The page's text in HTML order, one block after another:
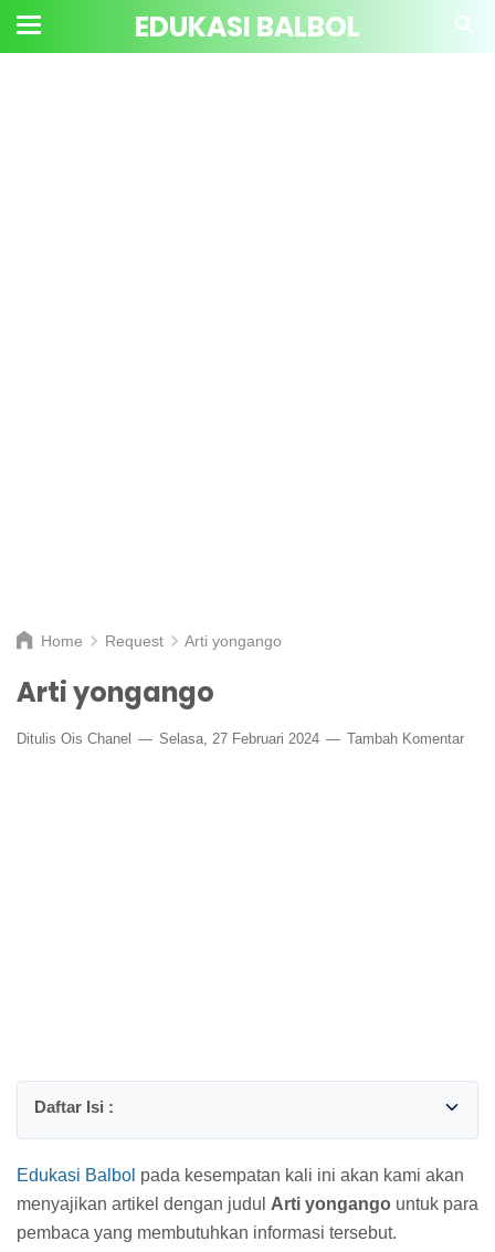
EDUKASI BALBOL
Home Request Arti yongango
Arti yongango
Ditulis Ois Chanel Selasa, 27 Februari 2024 Tambah Komentar
Edukasi Balbol pada kesempatan kali ini akan kami akan
menyajikan artikel dengan judul Arti yongango untuk para
pembaca yang membutuhkan informasi tersebut.